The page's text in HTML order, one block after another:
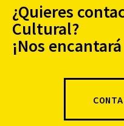
¿Quieres
Cultural?
¡Nos